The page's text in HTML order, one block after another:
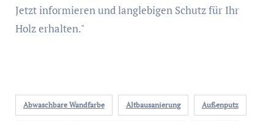
Jetzt informieren und langlebigen Schutz für Ihr
Holz erhalten."
Abwaschbare Wandfarbe Altbausanierung Außenputz